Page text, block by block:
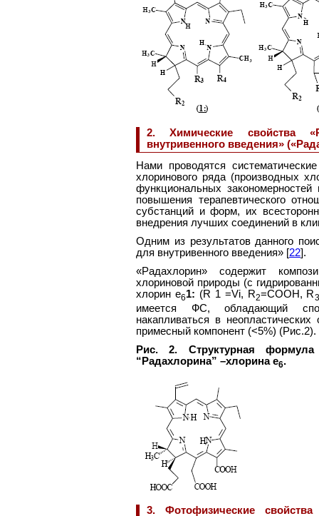
2. Химические свойства
внутривенного введения»
Нами проводятся
хлоринового ряда (производных
функциональных
повышения терапевтического
субстанций и форм, их
внедрения лучших соединений в
Одним из результатов данного
для внутривенного введения» [22].
«Радахлорин» содержит
хлориновой природы (с
хлорин е61: (R 1 =Vi, R2=COOH, R3
имеется ФС, обладающий
накапливаться в
примесный компонент (<5%) (Рис.2).
Рис. 2. Структурная
“Радахлорина” –хлорина е6.
3. Фотофизические